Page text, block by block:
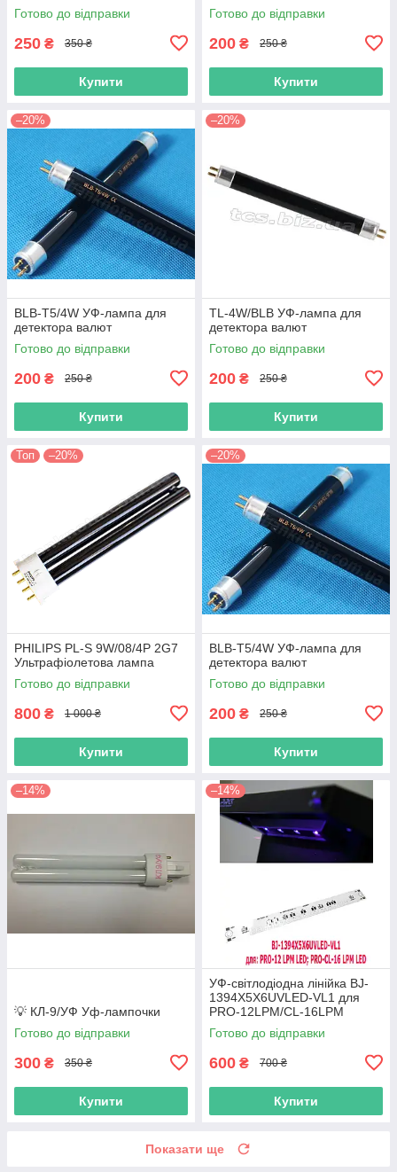
Готово до відправки
250 ₴ 350 ₴
Купити
Готово до відправки
200 ₴ 250 ₴
Купити
–20%
BLB-T5/4W УФ-лaмпa для
дeтeктoра вaлют
Готово до відправки
200 ₴ 250 ₴
Купити
–20%
TL-4W/BLB УФ-лaмпa для
дeтeктoра вaлют
Готово до відправки
200 ₴ 250 ₴
Купити
Топ –20%
PHILIPS PL-S 9W/08/4P 2G7
Ультрафіолетова лампа
Готово до відправки
800 ₴ 1 000 ₴
Купити
–20%
BLB-T5/4W УФ-лампа для
детектора валют
Готово до відправки
200 ₴ 250 ₴
Купити
–14%
💡 КЛ-9/УФ Уф-лaмпoчки
Готово до відправки
300 ₴ 350 ₴
Купити
–14%
УФ-світлодіодна лінійка BJ-
1394X5X6UVLED-VL1 для
PRO-12LPM/CL-16LPM
Готово до відправки
600 ₴ 700 ₴
Купити
Показати ще